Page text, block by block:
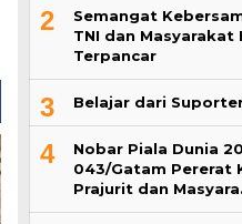
2
Semangat
TNI dan Masyarakat
Terpancar
3 Belajar dari
4
Nobar Piala Dunia
043/Gatam Pererat
Prajurit dan